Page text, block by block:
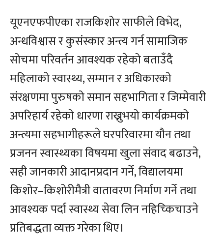
यूएनएफपीएका राजकिशोर साफीले विभेद,
अन्धविश्वास र कुसंस्कार अन्त्य गर्न सामाजिक
सोचमा परिवर्तन आवश्यक रहेको बताउँदै
महिलाको स्वास्थ्य, सम्मान र अधिकारको
संरक्षणमा पुरुषको समान सहभागिता र जिम्मेवारी
अपरिहार्य रहेको धारणा राख्नुभयो कार्यक्रमको
अन्त्यमा सहभागीहरूले घरपरिवारमा यौन तथा
प्रजनन स्वास्थ्यका विषयमा खुला संवाद बढाउने,
सही जानकारी आदानप्रदान गर्ने, विद्यालयमा
किशोर–किशोरीमैत्री वातावरण निर्माण गर्ने तथा
आवश्यक पर्दा स्वास्थ्य सेवा लिन नहिच्किचाउने
प्रतिबद्धता व्यक्त गरेका थिए।